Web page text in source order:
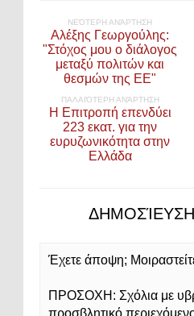
ΝΕΌΤΕΡΗ ΑΝΆΡΤΗΣΗ
Αλέξης Γεωργούλης:
"Στόχος μου ο διάλογος
μεταξύ πολιτών και
θεσμών της ΕΕ"
ΠΑΛΑΙΌΤΕΡΗ ΑΝΆΡΤΗΣΗ
Η Επιτροπή επενδύει
223 εκατ. για την
ευρυζωνικότητα στην
Ελλάδα
Έχετε άποψη;
ΠΡΟΣΟΧΗ: Σχόλια με
προσβλητικό